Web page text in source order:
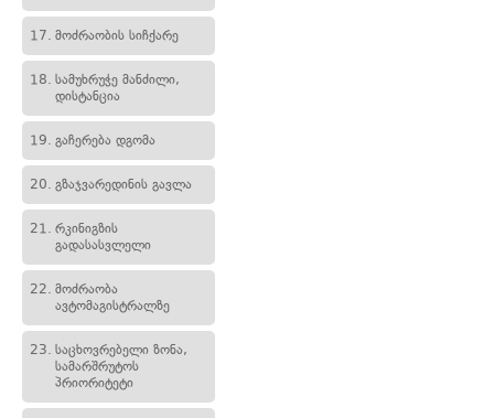
17. მოძრაობის სიჩქარე
18. სამუხრუჭე მანძილი,
დისტანცია
19. გაჩერება დგომა
20. გზაჯვარედინის გავლა
21. რკინიგზის
გადასასვლელი
22. მოძრაობა
ავტომაგისტრალზე
23. საცხოვრებელი ზონა,
სამარშრუტოს
პრიორიტეტი